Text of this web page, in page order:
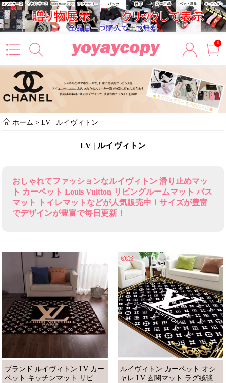
0
ホーム >LV | ルイヴィトン
LV | ルイヴィトン
おしゃれてファッションなルイヴィトン 滑り止めマッ
ト カーペット Louis Vuitton リビングルームマット バス
マット トイレマットなどが人気販売中！サイズが豊富
でデザインが豊富で毎日更新！
ブランド ルイヴィトン LV カー
ペット キッチンマット リビン
ルイヴィトン カーペット オシ
ャレ LV 玄関マット ラグ絨毯